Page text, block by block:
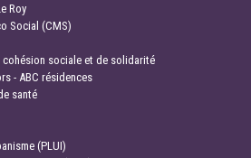
Roy
Social (CMS)
sociale et de solidarité
- ABC résidences
santé
(PLUI)